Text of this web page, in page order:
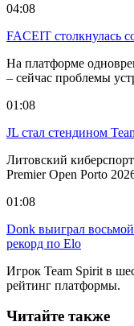
04:08
FACEIT столкнулась
На платформе
– сейчас проблемы
01:08
JL стал стендином
Литовский
Premier Open Porto
01:08
Donk выиграл
рекорд по Elo
Игрок Team Spirit в
рейтинг платформы.
Читайте также